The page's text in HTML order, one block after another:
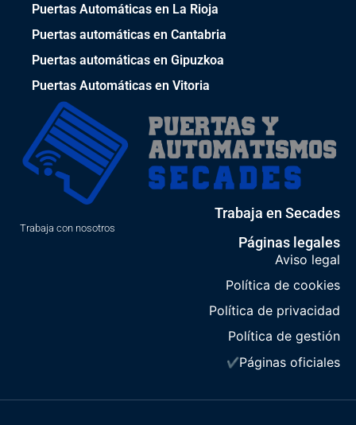
Puertas Automáticas en La Rioja
Puertas automáticas en Cantabria
Puertas automáticas en Gipuzkoa
Puertas Automáticas en Vitoria
Trabaja en Secades
Trabaja con nosotros
Páginas legales
Aviso legal
Política de cookies
Política de privacidad
Política de gestión
✔Páginas oficiales